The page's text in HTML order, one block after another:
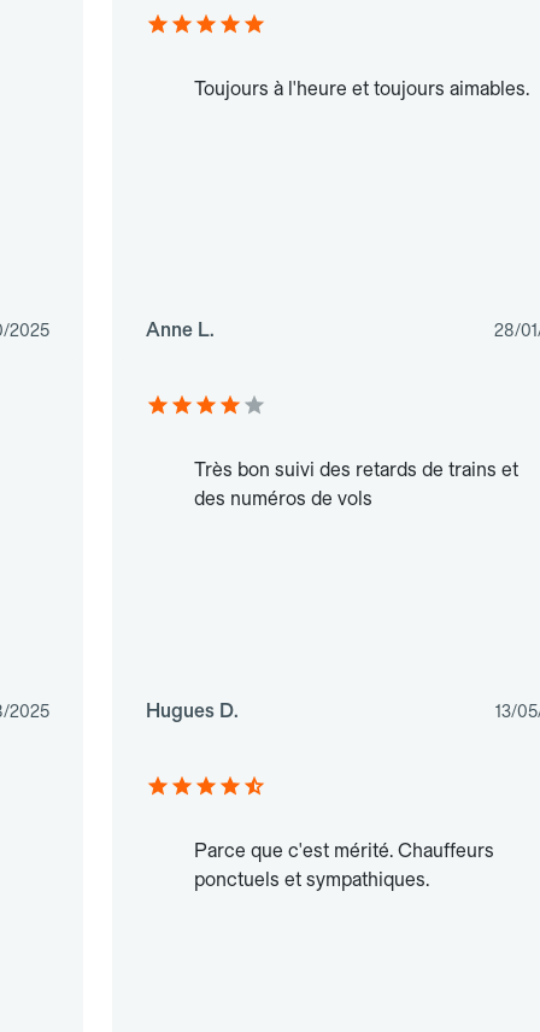
2025
Toujours à l'heure et toujours aimables.
Anne L. 28/
2025
Très bon suivi des retards de trains et
des numéros de vols
Hugues D. 13/
Parce que c'est mérité. Chauffeurs
ponctuels et sympathiques.